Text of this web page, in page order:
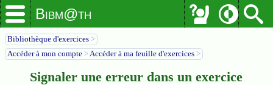
Bibm@th
Bibliothèque d'exercices >
Accéder à mon compte >Accéder à ma feuille d'exercices >
Signaler une erreur dans un exercice